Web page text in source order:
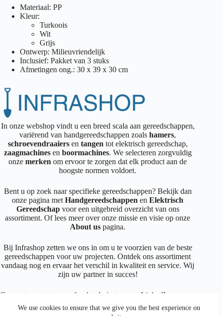
We use cookies to ensure that we give you the best experience on
Materiaal: PP
Kleur:
Turkoois
Wit
Grijs
Ontwerp: Milieuvriendelijk
Inclusief: Pakket van 3 stuks
Afmetingen ong.: 30 x 39 x 30 cm
In onze webshop vindt u een breed scala aan gereedschappen,
variërend van handgereedschappen zoalshamers,
schroevendraaiersen tangen tot elektrisch gereedschap,
zaagmachines en boormachines. We selecteren zorgvuldig
onzemerkenom ervoor te zorgen dat elk product aan de
hoogste normen voldoet.
Bent u op zoek naar specifieke gereedschappen? Bekijk dan
onze pagina metHandgereedschappen enElektrisch
Gereedschapvoor een uitgebreid overzicht van ons
assortiment. Of lees meer over onze missie en visie op onze
About us pagina.
Bij Infrashop zetten we ons in om u te voorzien van de beste
gereedschappen voor uw projecten. Ontdek ons assortiment
vandaag nog en ervaar het verschil in kwaliteit en service. Wij
zijn uw partner in succes!
Connecteer met ons op facebook instagram LinkedIn